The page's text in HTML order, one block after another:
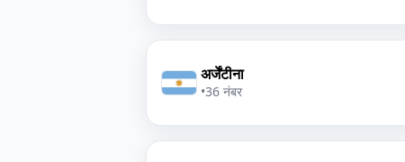
अर्जेंटीना
•36 नंबर